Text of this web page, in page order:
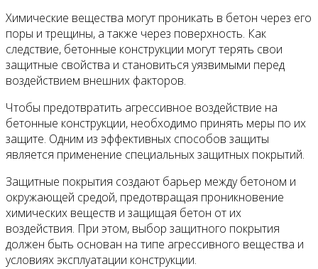
Химические вещества могут проникать в бетон через его
поры и трещины, а также через поверхность. Как
следствие, бетонные конструкции могут терять свои
защитные свойства и становиться уязвимыми перед
воздействием внешних факторов.
Чтобы предотвратить агрессивное воздействие на
бетонные конструкции, необходимо принять меры по их
защите. Одним из эффективных способов защиты
является применение специальных защитных покрытий.
Защитные покрытия создают барьер между бетоном и
окружающей средой, предотвращая проникновение
химических веществ и защищая бетон от их
воздействия. При этом, выбор защитного покрытия
должен быть основан на типе агрессивного вещества и
условиях эксплуатации конструкции.